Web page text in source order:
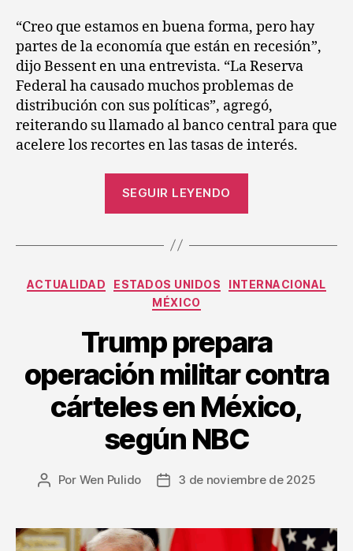
“Creo que estamos en buena forma, pero hay
partes de la economía que están en recesión”,
dijo Bessent en una entrevista. “La Reserva
Federal ha causado muchos problemas de
distribución con sus políticas”, agregó,
reiterando su llamado al banco central para que
acelere los recortes en las tasas de interés.
SEGUIR LEYENDO
ACTUALIDAD ESTADOS UNIDOS
INTERNACIONAL
MÉXICO
Trump prepara
operación militar contra
cárteles en México,
según NBC
Por Wen Pulido 3 de noviembre de 2025